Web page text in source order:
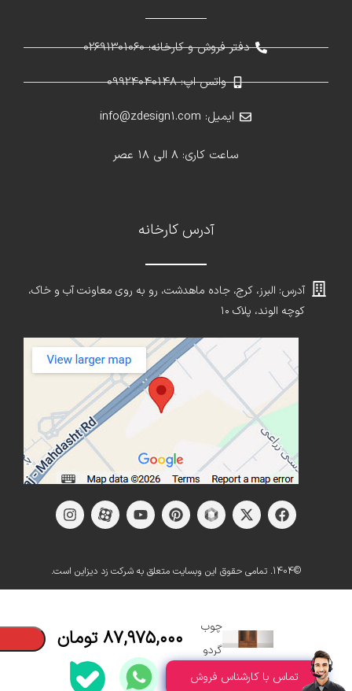
دفتر فروش و کارخانه: 02691301060
واتس اپ: 09924040148
ایمیل: info@zdesign1.com
ساعت کاری: 8 الی 18 عصر
آدرس کارخانه
آدرس: البرز، کرج، جاده ماهدشت، رو به روی معاونت آب و خاک،
کوچه الوند، پلاک ۱۰
©1404. تمامی حقوق این وبسایت متعلق به شرکت زد دیزاین است.
چوب
گردو
۸۷,۹۷۵,۰۰۰ تومان
تماس با کارشناس فروش